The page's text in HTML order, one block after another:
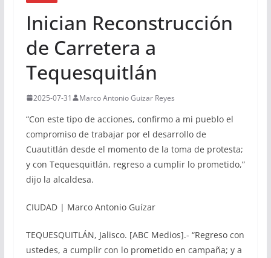
Inician Reconstrucción
de Carretera a
Tequesquitlán
2025-07-31 Marco Antonio Guizar Reyes
“Con este tipo de acciones, confirmo a mi pueblo el
compromiso de trabajar por el desarrollo de
Cuautitlán desde el momento de la toma de protesta;
y con Tequesquitlán, regreso a cumplir lo prometido,”
dijo la alcaldesa.
CIUDAD | Marco Antonio Guízar
TEQUESQUITLÁN, Jalisco. [ABC Medios].- “Regreso con
ustedes, a cumplir con lo prometido en campaña; y a